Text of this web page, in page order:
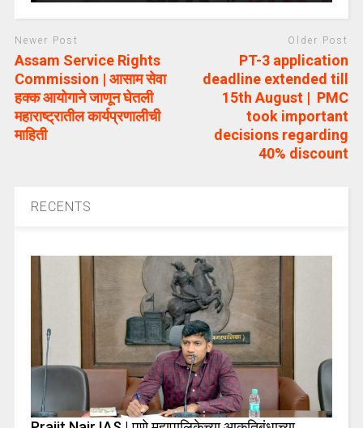
Newer Post
Assam Service Rights
Commission | आसाम सेवा
हक्क आयोगाने जाणून घेतली
महाराष्ट्रातील कार्यप्रणालीची
माहिती
Older Post
PT-3 application
deadline extended till
15th August | PMC
took important
decisions regarding
40% discount
RECENTS